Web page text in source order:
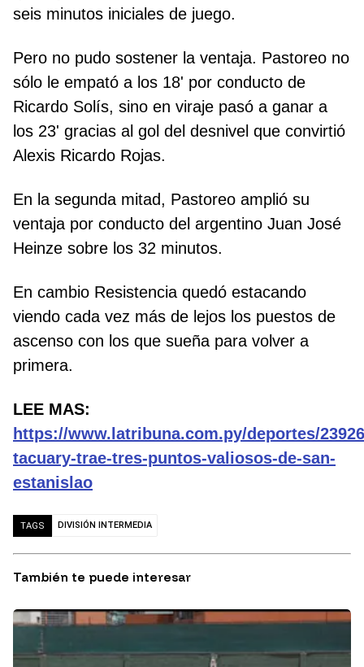
seis minutos iniciales de juego.
Pero no pudo sostener la ventaja. Pastoreo no
sólo le empató a los 18' por conducto de
Ricardo Solís, sino en viraje pasó a ganar a
los 23' gracias al gol del desnivel que convirtió
Alexis Ricardo Rojas.
En la segunda mitad, Pastoreo amplió su
ventaja por conducto del argentino Juan José
Heinze sobre los 32 minutos.
En cambio Resistencia quedó estacando
viendo cada vez más de lejos los puestos de
ascenso con los que sueña para volver a
primera.
LEE MAS:
https://www.latribuna.com.py/deportes/
tacuary-trae-tres-puntos-valiosos-de-san-
estanislao
TAGS DIVISIÓN INTERMEDIA
También te puede interesar